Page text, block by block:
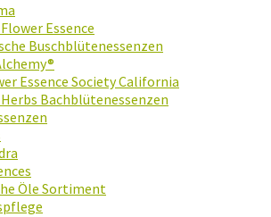
Essence
Buschblütenessenzen
Essence Society California
Bachblütenessenzen
Öle Sortiment